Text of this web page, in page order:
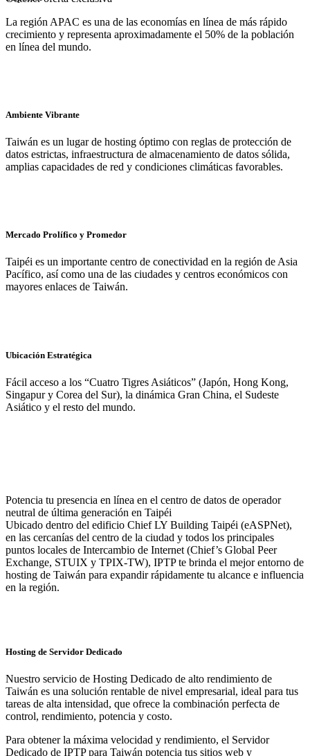
La región APAC es una de las economías en línea de más rápido
crecimiento y representa aproximadamente el 50% de la población
en línea del mundo.
Ambiente Vibrante
Taiwán es un lugar de hosting óptimo con reglas de protección de
datos estrictas, infraestructura de almacenamiento de datos sólida,
amplias capacidades de red y condiciones climáticas favorables.
Mercado Prolífico y Promedor
Taipéi es un importante centro de conectividad en la región de Asia
Pacífico, así como una de las ciudades y centros económicos con
mayores enlaces de Taiwán.
Ubicación Estratégica
Fácil acceso a los “Cuatro Tigres Asiáticos” (Japón, Hong Kong,
Singapur y Corea del Sur), la dinámica Gran China, el Sudeste
Asiático y el resto del mundo.
Potencia tu presencia en línea en el centro de datos de operador
neutral de última generación en Taipéi
Ubicado dentro del edificio Chief LY Building Taipéi (eASPNet),
en las cercanías del centro de la ciudad y todos los principales
puntos locales de Intercambio de Internet (Chief’s Global Peer
Exchange, STUIX y TPIX-TW), IPTP te brinda el mejor entorno de
hosting de Taiwán para expandir rápidamente tu alcance e influencia
en la región.
Hosting de Servidor Dedicado
Nuestro servicio de Hosting Dedicado de alto rendimiento de
Taiwán es una solución rentable de nivel empresarial, ideal para tus
tareas de alta intensidad, que ofrece la combinación perfecta de
control, rendimiento, potencia y costo.
Para obtener la máxima velocidad y rendimiento, el Servidor
Dedicado de IPTP para Taiwán potencia tus sitios web y